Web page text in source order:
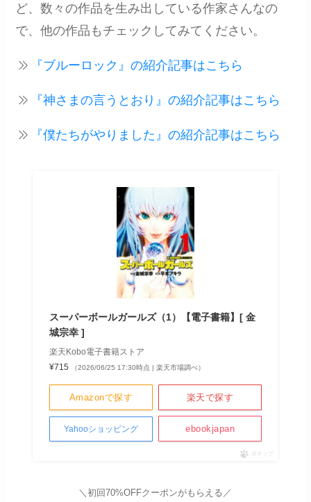
ど、数々の作品を生み出している作家さんなの
で、他の作品もチェックしてみてください。
『ブルーロック』の紹介記事はこちら
『神さまの言うとおり』の紹介記事はこちら
『僕たちがやりました』の紹介記事はこちら
スーパーボールガールズ（1）【電子書籍】[ 金
城宗幸 ]
楽天Kobo電子書籍ストア
¥715
（2026/06/25 17:30時点 | 楽天市場調べ）
Amazonで探す 楽天で探す
Yahooショッピング ebookjapan
ポチップ
＼初回70%OFFクーポンがもらえる／